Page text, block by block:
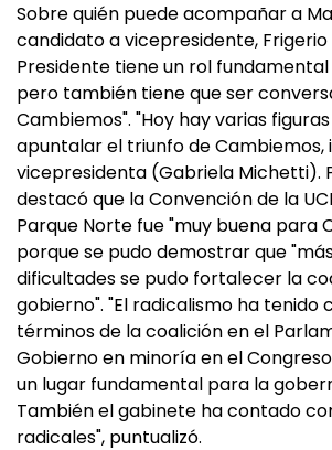
Sobre quién puede acompañar a
candidato a vicepresidente, Frigerio
Presidente tiene un rol fundamental
pero también tiene que ser
Cambiemos". "Hoy hay varias
apuntalar el triunfo de Cambiemos,
vicepresidenta (Gabriela Michetti).
destacó que la Convención de la
Parque Norte fue "muy buena para
porque se pudo demostrar que
dificultades se pudo fortalecer la
gobierno". "El radicalismo ha tenido
términos de la coalición en el
Gobierno en minoría en el
un lugar fundamental para la
También el gabinete ha contado
radicales", puntualizó.